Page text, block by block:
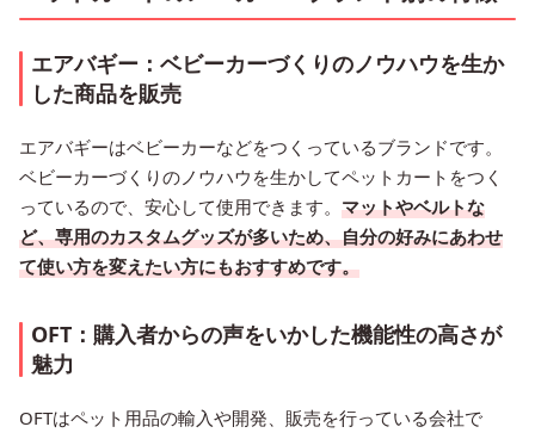
エアバギー：ベビーカーづくりのノウハウを生か
した商品を販売
エアバギーはベビーカーなどをつくっているブランドです。
ベビーカーづくりのノウハウを生かしてペットカートをつく
っているので、安心して使用できます。 マットやベルトな
ど、専用のカスタムグッズが多いため、自分の好みにあわせ
て使い方を変えたい方にもおすすめです。
OFT：購入者からの声をいかした機能性の高さが
魅力
OFTはペット用品の輸入や開発、販売を行っている会社で